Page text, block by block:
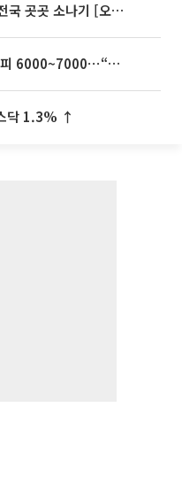
35도 안팎 무더위 이어져…전국 곳곳 소나기 [오늘 날씨]
[주간증시전망] 다음주 코스피 6000~7000⋯“外人 수급은 정책이 변수”
닥 1.3% ↑